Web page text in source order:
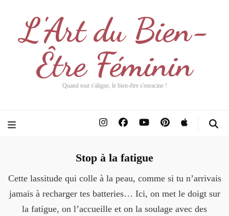
L'Art du Bien-
Être Féminin
Quand tout s'aligne, le bien-être s'enracine !
Stop à la fatigue
Cette lassitude qui colle à la peau, comme si tu n’arrivais
jamais à recharger tes batteries… Ici, on met le doigt sur
la fatigue, on l’accueille et on la soulage avec des